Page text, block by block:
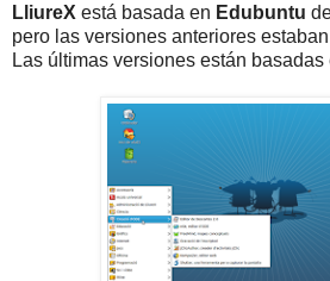
LliureX está basada en Edubuntu
pero las versiones anteriores
Las últimas versiones están basadas